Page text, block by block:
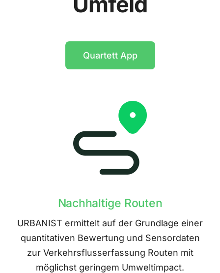
Quartett App
Nachhaltige Routen
URBANIST ermittelt auf der Grundlage einer
quantitativen Bewertung und Sensordaten
zur Verkehrsflusserfassung Routen mit
möglichst geringem Umweltimpact.